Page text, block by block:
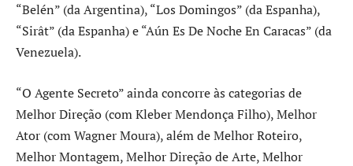
“Belén” (da Argentina), “Los Domingos” (da Espanha),
“Sirât” (da Espanha) e “Aún Es De Noche En Caracas” (da
Venezuela).
“O Agente Secreto” ainda concorre às categorias de
Melhor Direção (com Kleber Mendonça Filho), Melhor
Ator (com Wagner Moura), além de Melhor Roteiro,
Melhor Montagem, Melhor Direção de Arte, Melhor